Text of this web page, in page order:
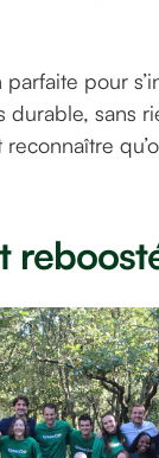
parfaite pour
durable, sans